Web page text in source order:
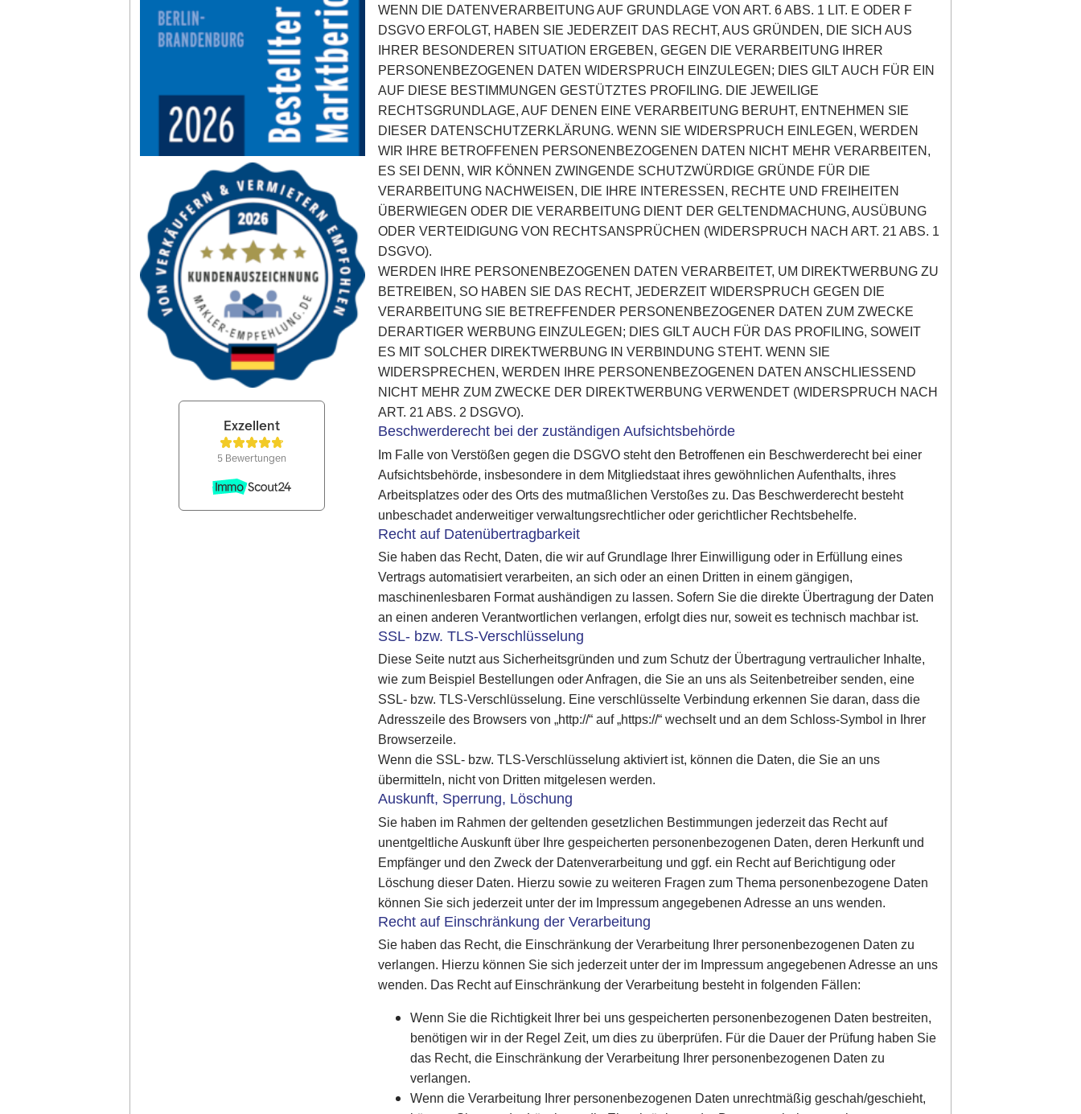
WENN DIE DATENVERARBEITUNG AUF GRUNDLAGE VON ART. 6 ABS. 1 LIT. E ODER F
DSGVO ERFOLGT, HABEN SIE JEDERZEIT DAS RECHT, AUS GRÜNDEN, DIE SICH AUS
IHRER BESONDEREN SITUATION ERGEBEN, GEGEN DIE VERARBEITUNG IHRER
PERSONENBEZOGENEN DATEN WIDERSPRUCH EINZULEGEN; DIES GILT AUCH FÜR EIN
AUF DIESE BESTIMMUNGEN GESTÜTZTES PROFILING. DIE JEWEILIGE
RECHTSGRUNDLAGE, AUF DENEN EINE VERARBEITUNG BERUHT, ENTNEHMEN SIE
DIESER DATENSCHUTZERKLÄRUNG. WENN SIE WIDERSPRUCH EINLEGEN, WERDEN
WIR IHRE BETROFFENEN PERSONENBEZOGENEN DATEN NICHT MEHR VERARBEITEN,
ES SEI DENN, WIR KÖNNEN ZWINGENDE SCHUTZWÜRDIGE GRÜNDE FÜR DIE
VERARBEITUNG NACHWEISEN, DIE IHRE INTERESSEN, RECHTE UND FREIHEITEN
ÜBERWIEGEN ODER DIE VERARBEITUNG DIENT DER GELTENDMACHUNG, AUSÜBUNG
ODER VERTEIDIGUNG VON RECHTSANSPRÜCHEN (WIDERSPRUCH NACH ART. 21 ABS. 1
DSGVO).
WERDEN IHRE PERSONENBEZOGENEN DATEN VERARBEITET, UM DIREKTWERBUNG ZU
BETREIBEN, SO HABEN SIE DAS RECHT, JEDERZEIT WIDERSPRUCH GEGEN DIE
VERARBEITUNG SIE BETREFFENDER PERSONENBEZOGENER DATEN ZUM ZWECKE
DERARTIGER WERBUNG EINZULEGEN; DIES GILT AUCH FÜR DAS PROFILING, SOWEIT
ES MIT SOLCHER DIREKTWERBUNG IN VERBINDUNG STEHT. WENN SIE
WIDERSPRECHEN, WERDEN IHRE PERSONENBEZOGENEN DATEN ANSCHLIESSEND
NICHT MEHR ZUM ZWECKE DER DIREKTWERBUNG VERWENDET (WIDERSPRUCH NACH
ART. 21 ABS. 2 DSGVO).
Beschwerderecht bei der zuständigen Aufsichtsbehörde
Im Falle von Verstößen gegen die DSGVO steht den Betroffenen ein Beschwerderecht bei einer
Aufsichtsbehörde, insbesondere in dem Mitgliedstaat ihres gewöhnlichen Aufenthalts, ihres
Arbeitsplatzes oder des Orts des mutmaßlichen Verstoßes zu. Das Beschwerderecht besteht
unbeschadet anderweitiger verwaltungsrechtlicher oder gerichtlicher Rechtsbehelfe.
Recht auf Datenübertragbarkeit
Sie haben das Recht, Daten, die wir auf Grundlage Ihrer Einwilligung oder in Erfüllung eines
Vertrags automatisiert verarbeiten, an sich oder an einen Dritten in einem gängigen,
maschinenlesbaren Format aushändigen zu lassen. Sofern Sie die direkte Übertragung der Daten
an einen anderen Verantwortlichen verlangen, erfolgt dies nur, soweit es technisch machbar ist.
SSL- bzw. TLS-Verschlüsselung
Diese Seite nutzt aus Sicherheitsgründen und zum Schutz der Übertragung vertraulicher Inhalte,
wie zum Beispiel Bestellungen oder Anfragen, die Sie an uns als Seitenbetreiber senden, eine
SSL- bzw. TLS-Verschlüsselung. Eine verschlüsselte Verbindung erkennen Sie daran, dass die
Adresszeile des Browsers von „http://“ auf „https://“ wechselt und an dem Schloss-Symbol in Ihrer
Browserzeile.
Wenn die SSL- bzw. TLS-Verschlüsselung aktiviert ist, können die Daten, die Sie an uns
übermitteln, nicht von Dritten mitgelesen werden.
Auskunft, Sperrung, Löschung
Sie haben im Rahmen der geltenden gesetzlichen Bestimmungen jederzeit das Recht auf
unentgeltliche Auskunft über Ihre gespeicherten personenbezogenen Daten, deren Herkunft und
Empfänger und den Zweck der Datenverarbeitung und ggf. ein Recht auf Berichtigung oder
Löschung dieser Daten. Hierzu sowie zu weiteren Fragen zum Thema personenbezogene Daten
können Sie sich jederzeit unter der im Impressum angegebenen Adresse an uns wenden.
Recht auf Einschränkung der Verarbeitung
Sie haben das Recht, die Einschränkung der Verarbeitung Ihrer personenbezogenen Daten zu
verlangen. Hierzu können Sie sich jederzeit unter der im Impressum angegebenen Adresse an uns
wenden. Das Recht auf Einschränkung der Verarbeitung besteht in folgenden Fällen:
Wenn Sie die Richtigkeit Ihrer bei uns gespeicherten personenbezogenen Daten bestreiten,
benötigen wir in der Regel Zeit, um dies zu überprüfen. Für die Dauer der Prüfung haben Sie
das Recht, die Einschränkung der Verarbeitung Ihrer personenbezogenen Daten zu
verlangen.
Wenn die Verarbeitung Ihrer personenbezogenen Daten unrechtmäßig geschah/geschieht,